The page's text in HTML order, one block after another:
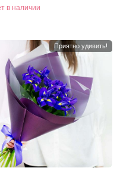
в наличии
Приятно удивить!